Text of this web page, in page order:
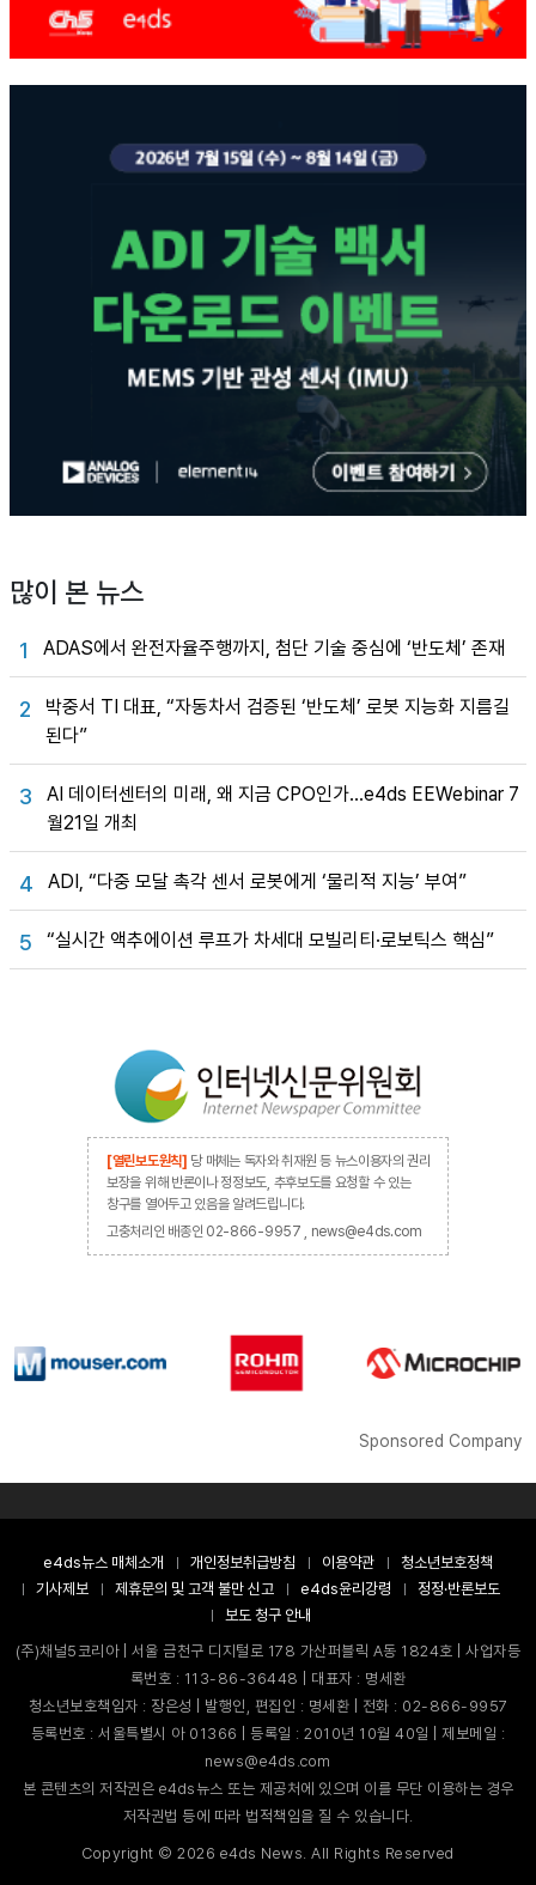
많이 본 뉴스
1 ADAS에서 완전자율주행까지, 첨단 기술 중심에 ‘반도체’ 존재
2
박중서 TI 대표, “자동차서 검증된 ‘반도체’ 로봇 지능화 지름길
된다”
3
AI 데이터센터의 미래, 왜 지금 CPO인가…e4ds EEWebinar 7
월21일 개최
4 ADI, “다중 모달 촉각 센서 로봇에게 ‘물리적 지능’ 부여”
5 “실시간 액추에이션 루프가 차세대 모빌리티·로보틱스 핵심”
[열린보도원칙] 당 매체는 독자와 취재원 등 뉴스이용자의 권리
보장을 위해 반론이나 정정보도, 추후보도를 요청할 수 있는
창구를 열어두고 있음을 알려드립니다.
고충처리인 배종인 02-866-9957 , news@e4ds.com
Sponsored Company
e4ds뉴스 매체소개 개인정보취급방침 이용약관
청소년보호정책
기사제보
제휴문의 및 고객 불만 신고 e4ds윤리강령
정정·반론보도
보도 청구 안내
(주)채널5코리아 | 서울 금천구 디지털로 178 가산퍼블릭 A동 1824호 | 사업자등
록번호 : 113-86-36448 | 대표자 : 명세환
청소년보호책임자 : 장은성 | 발행인, 편집인 : 명세환 | 전화 : 02-866-9957
등록번호 : 서울특별시 아 01366 | 등록일 : 2010년 10월 40일 | 제보메일 :
news@e4ds.com
본 콘텐츠의 저작권은 e4ds뉴스 또는 제공처에 있으며 이를 무단 이용하는 경우
저작권법 등에 따라 법적책임을 질 수 있습니다.
Copyright ©2026 e4ds News. All Rights Reserved